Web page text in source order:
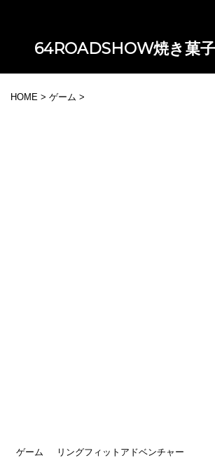
64ROADSHOW焼き菓
HOME > ゲーム >
ゲーム リングフィットアドベンチャー